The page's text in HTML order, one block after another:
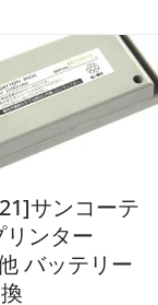
サンコーテ
リンター
バッテリー